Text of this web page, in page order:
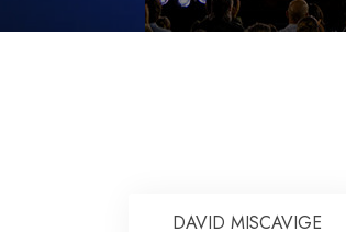
DAVID MISCAVIGE